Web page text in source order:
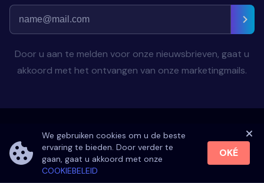
Door u aan te melden voor onze nieuwsbrieven, gaat u
akkoord met het ontvangen van onze marketingmails.
Terug naar boven
We gebruiken cookies om u de beste
ervaring te bieden. Door verder te
gaan, gaat u akkoord met onze
COOKIEBELEID
OKÉ